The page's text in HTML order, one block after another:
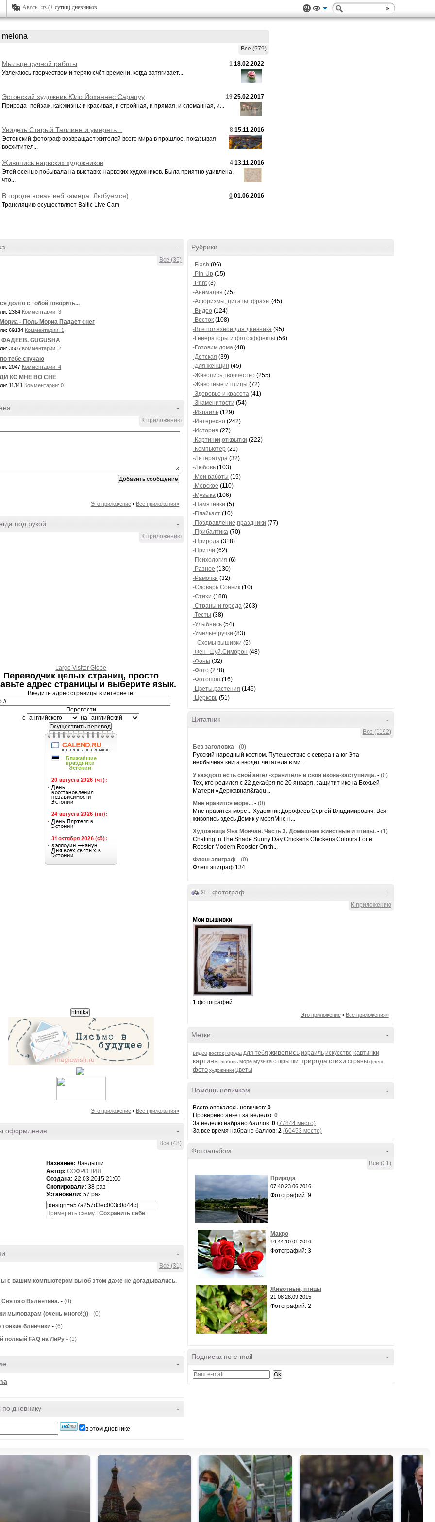
Авось из (+ сутки) дневников
melona
Все (579)
1 18.02.2022
Мыльце ручной работы
Увлекаюсь творчеством и теряю счёт времени, когда затягивает...
19 25.02.2017
Эстонский художник Юло Йоханнес Сарапуу
Природа- пейзаж, как жизнь: и красивая, и стройная, и прямая, и сломанная, и...
8 15.11.2016
Увидеть Старый Таллинн и умереть...
Эстонский фотограф возвращает жителей всего мира в прошлое, показывая
восхитител...
4 13.11.2016
Живопись нарвских художников
Этой осенью побывала на выставке нарвских художников. Была приятно удивлена,
что...
0 01.06.2016
В городе новая веб камера. Любуемся)
Трансляцию осуществляет Baltic Live Cam
-
Все (35)
долго с тобой говорить...
2384 Комментарии: 3
- Поль Мориа Падает снег
69134 Комментарии: 1
GUGUSHA
3506 Комментарии: 2
тебе скучаю
2047 Комментарии: 4
КО МНЕ ВО СНЕ
11341 Комментарии: 0
-
К приложению
Это приложение• Все приложения»
-
под рукой
К приложению
Large Visitor Globe
Переводчик целых страниц, просто
адрес страницы и выберите язык.
Введите адрес страницы в интернете:
Перевести
с
на
Это приложение• Все приложения»
-
оформления
Все (48)
Название: Ландыши
Автор: СОФРОНИЯ
Создана: 22.03.2015 21:00
Скопировали: 38 раз
Установили: 57 раз
Примерить схему Cохранить себе
-
Все (31)
с вашим компьютером вы об этом даже не догадывались.
Валентина. - (0)
мыловарам (очень много!;)) - (0)
тонкие блинчики - (6)
полный FAQ на ЛиРу - (1)
-
-
по дневнику
в этом дневнике
-
Рубрики
-Flash (96)
-Pin-Up (15)
-Print(3)
-Анимация (75)
-Афоризмы, цитаты, фразы (45)
-Видео (124)
-Восток (108)
-Все полезное для дневника (95)
-Генераторы и фотоэффекты (56)
-Готовим дома (48)
-Детская (39)
-Для женщин (45)
-Живопись,творчество (255)
-Животные и птицы (72)
-Здоровье и красота (41)
-Знаменитости (54)
-Израиль (129)
-Интересно (242)
-История (27)
-Картинки,открытки (222)
-Компьютер (21)
-Литература (32)
-Любовь (103)
-Мои работы (15)
-Морское (110)
-Музыка (106)
-Памятники (5)
-Плэйкаст (10)
-Поздравление,праздники (77)
-Прибалтика (70)
-Природа (318)
-Притчи (62)
-Психология (6)
-Разное (130)
-Рамочки (32)
-Словарь.Сонник (10)
-Стихи (188)
-Страны и города (263)
-Тесты (38)
-Улыбнись (54)
-Умелые ручки (83)
Схемы вышивки (5)
-Фен -Шуй,Симорон (48)
-Фоны (32)
-Фото (278)
-Фотошоп (16)
-Цветы,растения (146)
-Церковь (51)
-
Цитатник
Все (1192)
Без заголовка - (0)
Русский народный костюм. Путешествие с севера на юг Эта
необычная книга вводит читателя в ми...
У каждого есть свой ангел-хранитель и своя икона-заступница. - (0)
Тех, кто родился с 22 декабря по 20 января, защитит икона Божьей
Матери «Державная&raqu...
Мне нравится море... - (0)
Мне нравится море... Художник Дорофеев Сергей Владимирович. Вся
живопись здесь Домик у моряМне н...
Художница Яна Мовчан. Часть 3. Домашние животные и птицы. - (1)
Chatting in The Shade Sunny Day Chickens Chickens Colours Lone
Rooster Modern Rooster On th...
Флеш эпиграф - (0)
Флеш эпиграф 134
-
Я - фотограф
К приложению
Мои вышивки
1 фотографий
Это приложение• Все приложения»
-
Метки
видео восток города для тебя живопись израиль искусство картинки
картины любовь море музыка открытки природа стихи страны флеш
фото художники цветы
-
Помощь новичкам
Всего опекалось новичков: 0
Проверено анкет за неделю: 0
За неделю набрано баллов: 0 (77844 место)
За все время набрано баллов: 2 (60453 место)
-
Фотоальбом
Все (31)
Природа
07:40 23.06.2016
Фотографий: 9
Макро
14:44 10.01.2016
Фотографий: 3
Животные, птицы
21:08 28.09.2015
Фотографий: 2
-
Подписка по e-mail